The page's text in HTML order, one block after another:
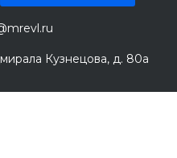
Кузнецова, д. 80а